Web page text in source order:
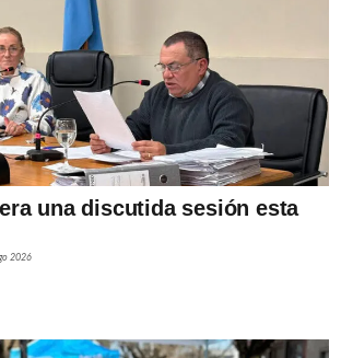
una discutida sesión esta
2026